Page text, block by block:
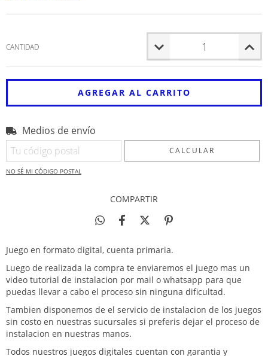
CANTIDAD
Entregas para el CP:
Medios de envío
CALCULAR
NO SÉ MI CÓDIGO POSTAL
COMPARTIR
Juego en formato digital, cuenta primaria.
Luego de realizada la compra te enviaremos el juego mas un
video tutorial de instalacion por mail o whatsapp para que
puedas llevar a cabo el proceso sin ninguna dificultad.
Tambien disponemos de el servicio de instalacion de los juegos
sin costo en nuestras sucursales si preferis dejar el proceso de
instalacion en nuestras manos.
Todos nuestros juegos digitales cuentan con garantia y